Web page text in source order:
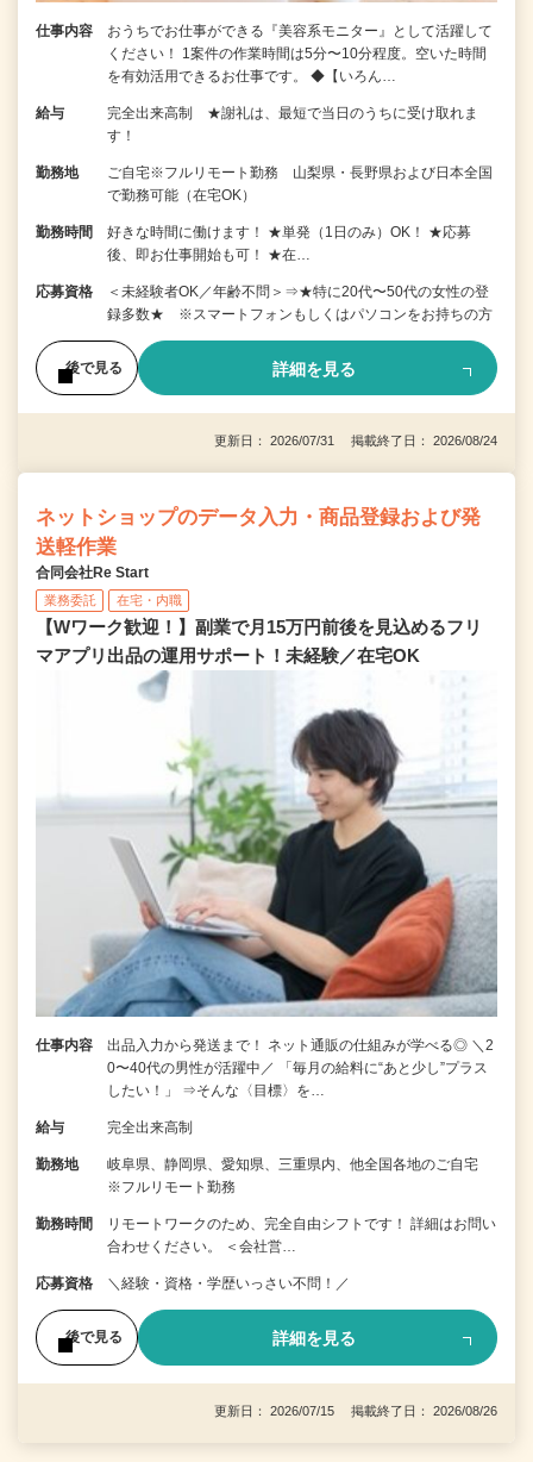
仕事内容
おうちでお仕事ができる『美容系モニター』として活躍して
ください！ 1案件の作業時間は5分〜10分程度。空いた時間
を有効活用できるお仕事です。 ◆【いろん…
給与
完全出来高制 ★謝礼は、最短で当日のうちに受け取れま
す！
勤務地
ご自宅※フルリモート勤務 山梨県・長野県および日本全国
で勤務可能（在宅OK）
勤務時間
好きな時間に働けます！ ★単発（1日のみ）OK！ ★応募
後、即お仕事開始も可！ ★在…
応募資格
＜未経験者OK／年齢不問＞⇒★特に20代〜50代の女性の登
録多数★ ※スマートフォンもしくはパソコンをお持ちの方
後で見る 詳細を見る
更新日： 2026/07/31 掲載終了日： 2026/08/24
ネットショップのデータ入力・商品登録および発
送軽作業
合同会社Re Start
業務委託 在宅・内職
【Wワーク歓迎！】副業で月15万円前後を見込めるフリ
マアプリ出品の運用サポート！未経験／在宅OK
仕事内容
出品入力から発送まで！ ネット通販の仕組みが学べる◎ ＼2
0〜40代の男性が活躍中／ 「毎月の給料に“あと少し”プラス
したい！」 ⇒そんな〈目標〉を…
給与 完全出来高制
勤務地
岐阜県、静岡県、愛知県、三重県内、他全国各地のご自宅
※フルリモート勤務
勤務時間
リモートワークのため、完全自由シフトです！ 詳細はお問い
合わせください。 ＜会社営…
応募資格 ＼経験・資格・学歴いっさい不問！／
後で見る 詳細を見る
更新日： 2026/07/15 掲載終了日： 2026/08/26